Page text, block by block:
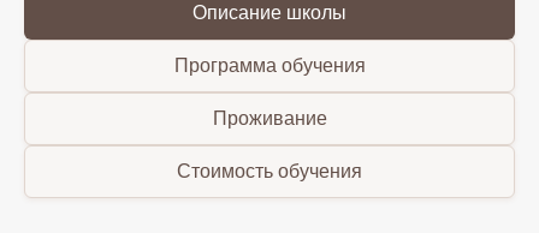
Описание школы
Программа обучения
Проживание
Стоимость обучения